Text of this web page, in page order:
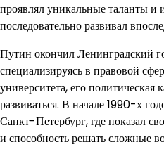
проявлял уникальные таланты и
последовательно развивал
Путин окончил Ленинградский
специализируясь в правовой
университета, его политическая
развиваться. В начале 1990-х
Санкт-Петербург, где показал
и способность решать сложные